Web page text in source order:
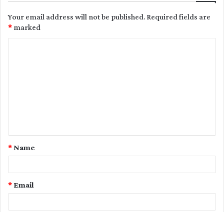
Your email address will not be published.Required fields are
marked
*
t
Name
*
Email
*